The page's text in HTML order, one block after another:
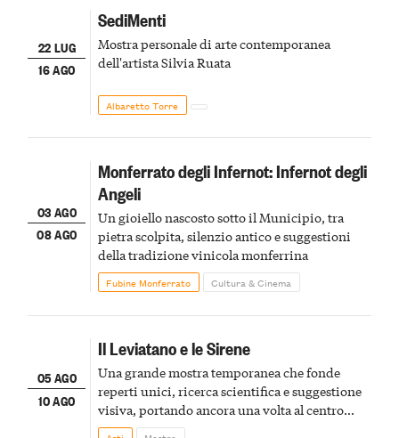
22 LUG
16 AGO
SediMenti
Mostra personale di arte contemporanea
dell'artista Silvia Ruata
Albaretto Torre
03 AGO
08 AGO
Monferrato degli Infernot: Infernot degli
Angeli
Un gioiello nascosto sotto il Municipio, tra
pietra scolpita, silenzio antico e suggestioni
della tradizione vinicola monferrina
Fubine Monferrato Cultura & Cinema
05 AGO
10 AGO
Il Leviatano e le Sirene
Una grande mostra temporanea che fonde
reperti unici, ricerca scientifica e suggestione
visiva, portando ancora una volta al centro
della scena le meraviglie del passato astigiano